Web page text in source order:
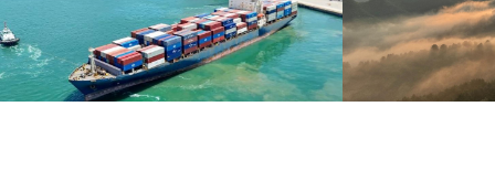
暑期出游 乐享美好时光
炎炎夏日，暑期旅游热度持续攀升。人们亲近山水，
重庆梁平：优质
8月6日，重庆梁平星